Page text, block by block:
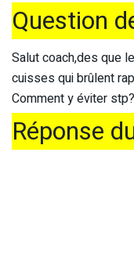
Question
Salut coach,des que
cuisses qui brûlent
Comment y éviter stp?
Réponse